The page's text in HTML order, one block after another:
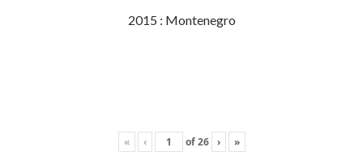
2015 : Montenegro
« ‹ of26 › »